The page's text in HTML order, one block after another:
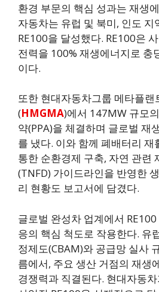
환경 부문의 핵심 성과는 재생
자동차는 유럽 및 북미, 인도 지
RE100을 달성했다. RE100은
전력을 100% 재생에너지로 충
이다.
또한 현대자동차그룹 메타플랜
(HMGMA)에서 147MW 규모
약(PPA)을 체결하며 글로벌 재
를 냈다. 이와 함께 폐배터리 재
통한 순환경제 구축, 자연 관련
(TNFD) 가이드라인을 반영한
리 현황도 보고서에 담겼다.
글로벌 완성차 업계에서 RE100
응의 핵심 척도로 작용한다. 유
정제도(CBAM)와 공급망 실사
름에서, 주요 생산 거점의 재생
경쟁력과 직결된다. 현대자동차